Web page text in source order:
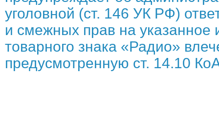
уголовной (ст. 146 УК РФ)
и смежных прав на указанное
товарного знака «Радио»
предусмотренную ст. 14.10